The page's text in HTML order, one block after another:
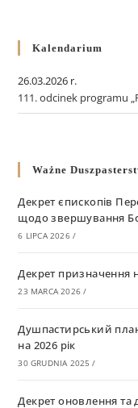
Kalendarium
26.03.2026 r.
111. odcinek programu
Ważne
Декрет єпископів
щодо звершування
6 LIPCA 2026 /
Декрет призначення
23 MARCA 2026 /
Душпастирський
на 2026 рік
30 GRUDNIA 2025 /
Декрет оновлення